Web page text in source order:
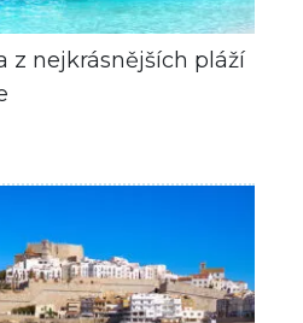
z nejkrásnějších pláží